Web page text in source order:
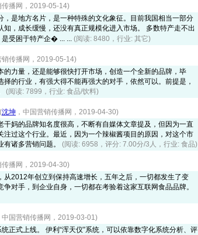
传播网，2019-05-14)
是地方名片，是一种特殊的文化象征。目前我国相当一部分
，成长缓慢，还没有真正规模化进入市场。 多数特产走不出
是受困于特产企� ... ... (阅读: 8480，行业: 其它)
销传播网，2019-05-14)
力量，还是能够很快打开市场，创造一个全新的品牌，毕
的行业，有强大得不能再强大的对手，依然可以。前提是，
(阅读: 7899，行业: 食品/饮料)
(沈坤 ，中国营销传播网，2019-04-30)
妈的品牌知名度很高，不断有自媒体文章提及，但因为一直
过这个行业。最近，因为一个辣椒酱项目的原因，对这个市
有诸多营销问题。 (阅读: 6958，评分: 7.00分/3人，行业: 食品)
传播网，2019-04-30)
从2012年创立到保持高速增长，五年之后，一切都发生了变
对手，到企业自身，一切都在考验着这家互联网食品品牌。
中国营销传播网，2019-03-01)
正式上线。 伊利“浑天仪”系统，可以依靠数字化系统分析、评